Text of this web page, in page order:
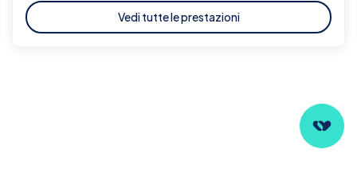
Vedi tutte le prestazioni